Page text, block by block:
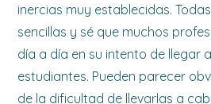
inercias muy establecidas.
sencillas y sé que muchos
día a día en su intento de llegar
estudiantes. Pueden parecer
de la dificultad de llevarlas a